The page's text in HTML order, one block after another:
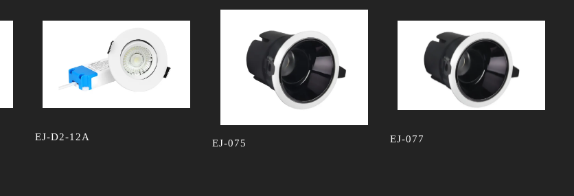
EJ-D2-12A
EJ-075 EJ-077